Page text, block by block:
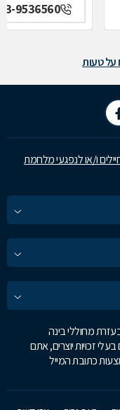
9536560
על טעות
ו/או לנפגעי מלחמת
מחוללי בינה
זכויות יוצרים, אתם
כתובת המייל